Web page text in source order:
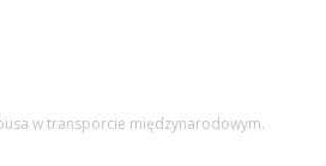
w transporcie międzynarodowym.